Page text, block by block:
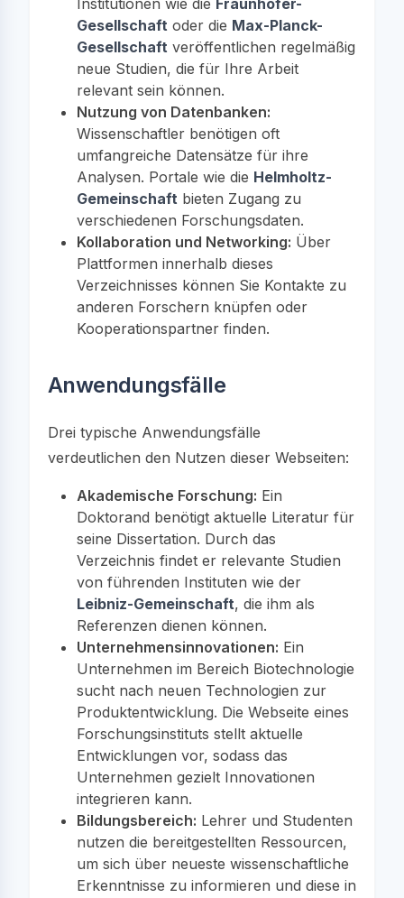
Gesellschaft oder die Max-Planck-
Gesellschaft veröffentlichen regelmäßig
neue Studien, die für Ihre Arbeit
relevant sein können.
Nutzung von Datenbanken:
Wissenschaftler benötigen oft
umfangreiche Datensätze für ihre
Analysen. Portale wie die Helmholtz-
Gemeinschaft bieten Zugang zu
verschiedenen Forschungsdaten.
Kollaboration und Networking: Über
Plattformen innerhalb dieses
Verzeichnisses können Sie Kontakte zu
anderen Forschern knüpfen oder
Kooperationspartner finden.
Anwendungsfälle
Drei typische Anwendungsfälle
verdeutlichen den Nutzen dieser Webseiten:
Akademische Forschung: Ein
Doktorand benötigt aktuelle Literatur für
seine Dissertation. Durch das
Verzeichnis findet er relevante Studien
von führenden Instituten wie der
Leibniz-Gemeinschaft, die ihm als
Referenzen dienen können.
Unternehmensinnovationen: Ein
Unternehmen im Bereich Biotechnologie
sucht nach neuen Technologien zur
Produktentwicklung. Die Webseite eines
Forschungsinstituts stellt aktuelle
Entwicklungen vor, sodass das
Unternehmen gezielt Innovationen
integrieren kann.
Bildungsbereich: Lehrer und Studenten
nutzen die bereitgestellten Ressourcen,
um sich über neueste wissenschaftliche
Erkenntnisse zu informieren und diese in